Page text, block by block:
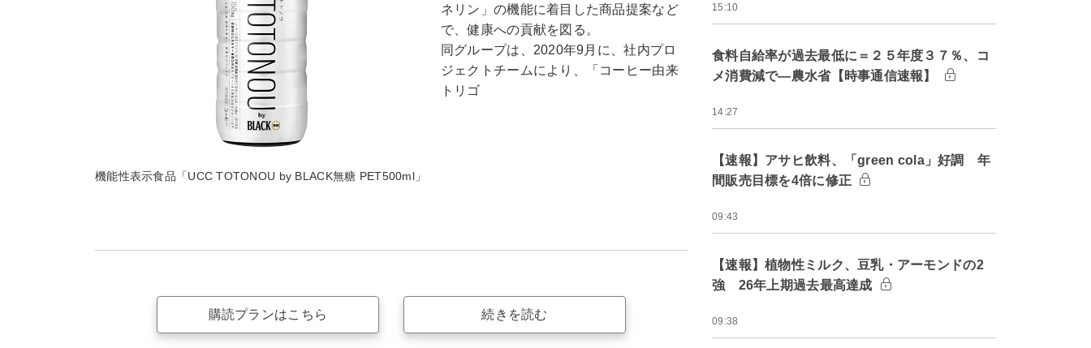
機能性表示食品「UCC TOTONOU by BLACK無糖 PET500ml」
ネリン」の機能に着目した商品提案など
で、健康への貢献を図る。
同グループは、2020年9月に、社内プロ
ジェクトチームにより、「コーヒー由来
トリゴ
購読プランはこちら 続きを読む
15:10
食料自給率が過去最低に＝２５年度３７％、コ
メ消費減で―農水省【時事通信速報】
14:27
【速報】アサヒ飲料、「green cola」好調 年
間販売目標を4倍に修正
09:43
【速報】植物性ミルク、豆乳・アーモンドの2
強 26年上期過去最高達成
09:38